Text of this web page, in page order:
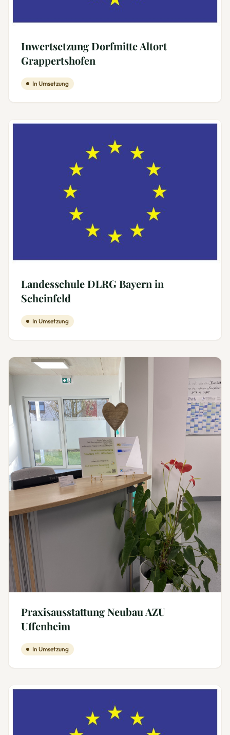
Inwertsetzung Dorfmitte Altort
Grappertshofen
In Umsetzung
Landesschule DLRG Bayern in
Scheinfeld
In Umsetzung
Praxisausstattung Neubau AZU
Uffenheim
In Umsetzung